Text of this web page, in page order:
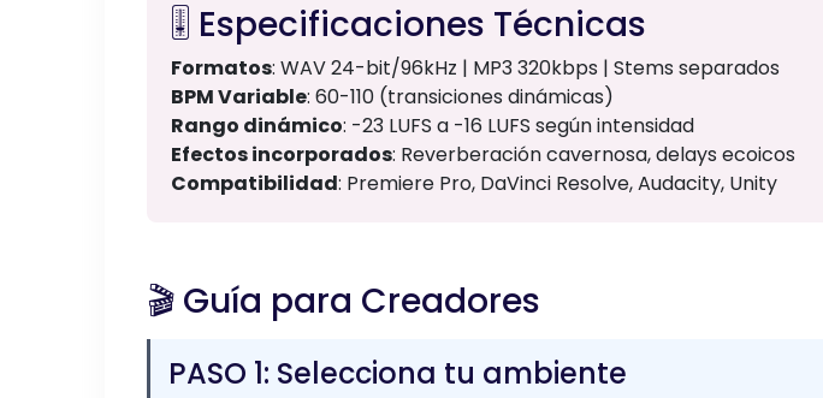
🎚️ Especificaciones Técnicas
Formatos: WAV 24-bit/96kHz | MP3 320kbps | Stems separados
BPM Variable: 60-110 (transiciones dinámicas)
Rango dinámico: -23 LUFS a -16 LUFS según intensidad
Efectos incorporados: Reverberación cavernosa, delays ecoicos
Compatibilidad: Premiere Pro, DaVinci Resolve, Audacity, Unity
🎬 Guía para Creadores
PASO 1: Selecciona tu ambiente